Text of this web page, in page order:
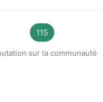
115
sur la communauté